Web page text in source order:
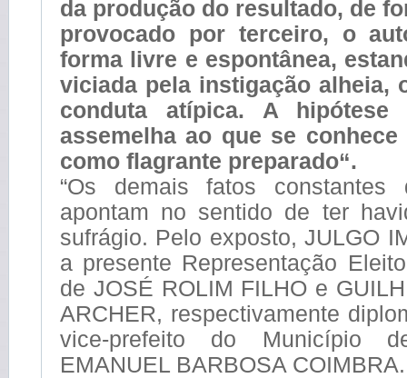
da produção do resultado, de
provocado por terceiro, o
forma livre e espontânea,
viciada pela instigação alheia,
conduta atípica. A
assemelha ao que se
como flagrante preparado“.
“Os demais fatos
apontam no sentido de ter
sufrágio. Pelo exposto, JULGO
a presente Representação
de JOSÉ ROLIM FILHO e
ARCHER, respectivamente
vice-prefeito do Município
EMANUEL BARBOSA COIMBRA.